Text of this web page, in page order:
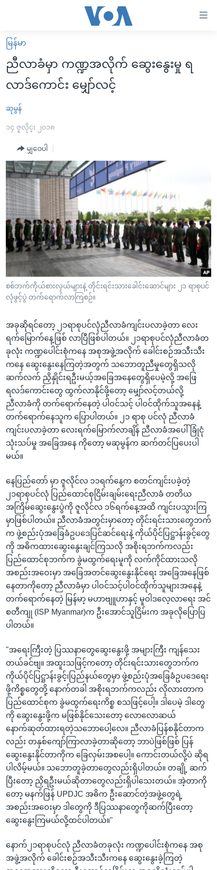
လွယ်ကူ
စေ
များ
ပင်မ
ကျော်
ကြည့်
ရန်
ပင်မ
အ
ညွန်း
စာမျက်နှာ
ကြည့်
ရန်
ရန်
နေရာ
သို့
ကျော်
ရန်
မူလစာမျက်နှာ
မြန်မာ
ကမ္ဘာ့သတင်းများ
နိုင်ငံတကာ
အစ္စရေး-ပါလက်စတိုင်း
ဗွီဒီယို
အင်္ဂလိပ်စာလေ့လာမယ်
အမေရိကန်သုံးအီဒီယံ
မကြေးမုံရဲ့ အင်္ဂလိပ်စာ
ရုပ်ရှင်ထဲက အင်္ဂလိပ်စာ
သုတပဒေသာ အင်္ဂလိပ်စာ
အပတ်စဉ်ကဏ္ဍများ
ရေဒီယို
တီဗွီ
ရေဒီယိုနှင့်ရုပ်သံ အချက်အလက်များ
ရေဒီယို/တီဗွီအစီအစဉ်
Learning English
ဗွီအိုအေ လူမှုကွန်ယက်များ
မြန်မာ
ညီလာခံမှာ ကဏ္ဍအလိုက် ဆွေးနွေးမှု ရ
လာဒ်ကောင်း မျှော်လင့်
ဆုမွန်
၁၄ ဇူလိုင္၊ ၂၀၁၈
မျှဝေပါ
စစ်ဘက်ကိုယ်စားလှယ်များနဲ့ တိုင်းရင်းသားခေါင်းဆောင်များ ၂၁ ရာစုပင်
လုံဖွင့်ပွဲ တက်ရောက်လာကြစဉ်။
အခုဆိုရင်တော့ ၂၁ရာစုပင်လုံညီလာခံကျင်းပလာခဲ့တာ လေး
ရက်မြောက်နေ့ဖြစ် လာပြီဖြစ်ပါတယ်။ ၂၁ရာစုပင်လုံညီလာခံတ
ခုလုံး ကဏ္ဍပေါင်းစုံကနေ အစုအဖွဲ့အလိုက် ခေါင်းစဉ်အသီးသီး
ကနေ ဆွေးနွေးနေကြတဲ့အတွက် သဘောတူညီမှုတွေရှိသလို
ဆက်လက် ညှိနှိုင်းရဦးမယ့်အခြေအနေတွေရှိပေမဲ့လို့ အဖြေ
ရလဒ်ကောင်းတွေ ထွက်လာနိုင်ဖို့တော့ မျှော်လင့်တယ်လို့
ညီလာခံကို တက်ရောက်နေတဲ့ ပါဝင်သင့် ပါဝင်ထိုက်သူအနေနဲ့
တက်ရောက်နေသူက ပြောပါတယ်။ ၂၁ ရာစု ပင်လုံ ညီလာခံ
ကျင်းပလာခဲ့တာ လေးရက်မြောက်လာချိန် ညီလာခံအပေါ် ခြုံငုံ
သုံးသပ်မှု အခြေအနေ ကိုတော့ မဆုမွန်က ဆက်တင်ပြပေးပါ
မယ်။
နေပြည်တော် မှာ ဇူလိုင်လ ၁၁ရက်နေ့က စတင်ကျင်းပခဲ့တဲ့
၂၁ရာစုပင်လုံ ပြည်ထောင်စုငြိမ်းချမ်းရေးညီလာခံ တတိယ
အကြိမ်ဆွေးနွေးပွဲကို ဇူလိုင်လ ၁၆ရက်နေ့အထိ ကျင်းပသွားကြ
မှာဖြစ်ပါတယ်။ ညီလာခံအတွင်းမှာတော့ တိုင်းရင်းသားတွေဘက်
က ဖွဲ့စည်းပုံအခြေခံဥပဒေပြင်ဆင်ရေးနဲ့ ကိုယ်ပိုင်ပြဋ္ဌာန်းခွင့်တွေ
ကို အဓိကထားဆွေးနွေးချင်ကြသလို အစိုးရဘက်ကလည်း
ပြည်ထောင်စုဘက်က ခွဲမထွက်ရေးမူကို လက်ကိုင်ထားသလို
အစည်းအဝေးမှာ အခြေအတင်ဆွေးနွေးနိုင်ရေး အခြေအနေဖြစ်
နေတာကိုတော့ ညီလာခံမှာ ပါဝင်သင့်ပါဝင်ထိုက်သူများအနေနဲ့
တက်ရောက်နေတဲ့ မြန်မာ့ မဟာဗျူဟာနှင့် မူဝါဒလေ့လာရေး အင်
စတီကျု (ISP Myanmar)က ဦးအောင်သူငြိမ်းက အခုလိုပြောပြ
ပါတယ်။
"အရေးကြီးတဲ့ ပြဿနာတွေဆွေးနွေးဖို့ အများကြီး ကျန်သေး
တယ်ခင်ဗျ။ အထူးသဖြင့်ကတော့ တိုင်းရင်းသားတွေဘက်က
ကိုယ်ပိုင်ပြဋ္ဌာန်းခွင့်၊ပြည်နယ်တွေမှာ ဖွဲ့စည်းပုံအခြေခံဥပဒေရေး
ဖို့ကိစ္စတွေတို့ နောက်တခါ အစိုးရဘက်ကလည်း လိုလားတာက
ပြည်ထောင်စုက ခွဲမထွက်ရေးကိစ္စ စသဖြင့်ပေါ့။ ဒါပေမဲ့ ဒါတွေ
ကို ဆွေးနွေးဖို့က မဖြစ်နိုင်သေးတော့ လောလောဆယ်
နောက်ဆုတ်ထားရတဲ့သဘောပေါ့လေ။ ညီလာခံပြန်စနိုင်တာက
လည်း တနှစ်ကျော်ကြာလာခဲ့တာဆိုတော့ ဘာပဲဖြစ်ဖြစ် ပြန်
ဆွေးနွေးနိုင်တာကိုက ခြေလှမ်းအစပေါ့။ ကောင်းတယ်လို့ပဲ ဆိုရ
ပါလိမ့်မယ်။ သဘောတူခဲ့တာတွေလည်းရှိပါတယ်။ တချို့ ဆက်
ပြီးတော့ ညှိရဦးမယ်ဆိုတာတွေလည်းရှိပါသေးတယ်။ အဲ့တာကို
တော့ မနက်ဖြန် UPDJC အဓိက ဦးဆောင်တဲ့အဖွဲ့တွေရဲ့
အစည်းအဝေးမှာ ဒါတွေကို ဒီပြဿနာတွေကိုဆက်ပြီးတော့
ဆွေးနွေးကြမယ်လို့ထင်ပါတယ်။"
နောက်၂၁ရာစုပင်လုံ ညီလာခံတခုလုံး ကဏ္ဍပေါင်းစုံကနေ အစု
အဖွဲ့အလိုက် ခေါင်းစဉ်အသီးသီးကနေ ဆွေးနွေးခဲ့ကြတဲ့